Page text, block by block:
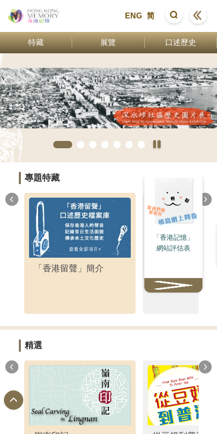
ENG 简
特藏 展覽 口述歷史
「香港記憶」
網站評估表
專題特藏
「香港留聲」簡介
精選